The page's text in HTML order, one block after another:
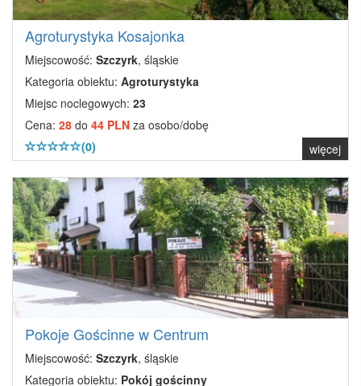
Agroturystyka Kosajonka
Miejscowość: Szczyrk, śląskie
Kategoria obiektu: Agroturystyka
Miejsc noclegowych: 23
Cena: 28 do 44 PLN za osobo/dobę
(0)
więcej
Pokoje Gościnne w Centrum
Miejscowość: Szczyrk, śląskie
Kategoria obiektu: Pokój gościnny